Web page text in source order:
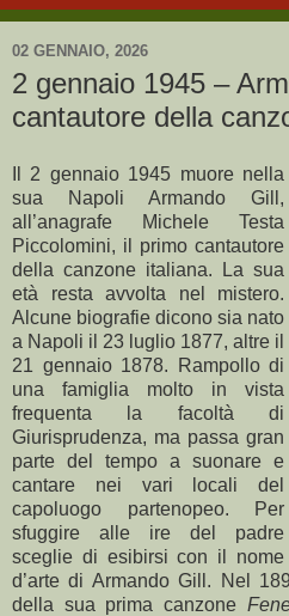
02 GENNAIO, 2026
2 gennaio 1945 –
cantautore della
Il 2 gennaio 1945 muore nella
sua Napoli Armando Gill,
all’anagrafe Michele Testa
Piccolomini, il primo cantautore
della canzone italiana. La sua
età resta avvolta nel mistero.
Alcune biografie dicono sia nato
a Napoli il 23 luglio 1877, altre il
21 gennaio 1878. Rampollo di
una famiglia molto in vista
frequenta la facoltà di
Giurisprudenza, ma passa gran
parte del tempo a suonare e
cantare nei vari locali del
capoluogo partenopeo. Per
sfuggire alle ire del padre
sceglie di esibirsi con il nome
d’arte di Armando Gill. Nel
della sua prima canzone